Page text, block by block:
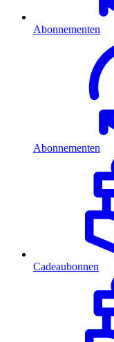
Abonnementen
Abonnementen
Cadeaubonnen